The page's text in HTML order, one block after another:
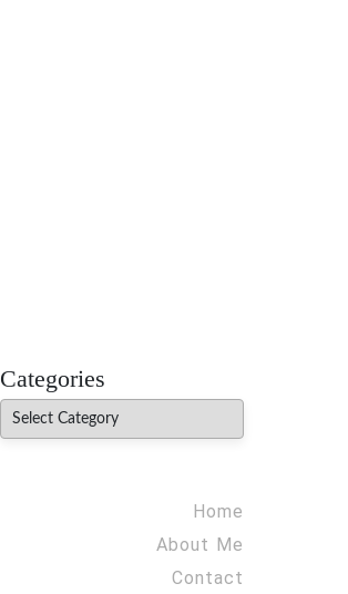
Categories
Categories
Home
About Me
Contact